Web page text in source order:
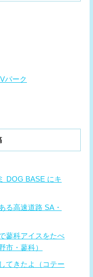
パーク
DOG BASE にキ
る高速道路 SA・
蓼科アイスをたべ
市・蓼科）
てきたよ（コテー